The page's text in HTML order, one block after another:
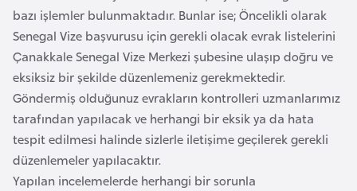
bazı işlemler bulunmaktadır. Bunlar ise; Öncelikli olarak
Senegal Vize başvurusu için gerekli olacak evrak listelerini
Çanakkale Senegal Vize Merkezi şubesine ulaşıp doğru ve
eksiksiz bir şekilde düzenlemeniz gerekmektedir.
Göndermiş olduğunuz evrakların kontrolleri uzmanlarımız
tarafından yapılacak ve herhangi bir eksik ya da hata
tespit edilmesi halinde sizlerle iletişime geçilerek gerekli
düzenlemeler yapılacaktır.
Yapılan incelemelerde herhangi bir sorunla
F
a
s
o
Ç
a
d